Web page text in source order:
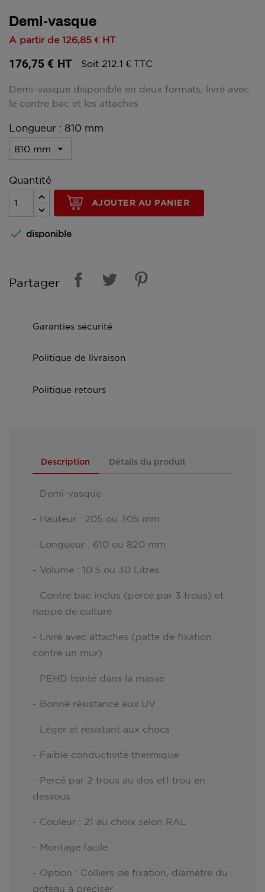
Demi-vasque
A partir de 126,85 € HT
176,75 € HT Soit 212.1 € TTC
Demi-vasque disponible en deux formats, livré avec
le contre bac et les attaches
Longueur : 810 mm
Quantité
AJOUTER AU PANIER
 disponible
Partager
Garanties sécurité
Politique de livraison
Politique retours
Description Détails du produit
- Demi-vasque
- Hauteur : 205 ou 305 mm
- Longueur : 610 ou 820 mm
- Volume : 10.5 ou 30 Litres
- Contre bac inclus (percé par 3 trous) et
nappe de culture
- Livré avec attaches (patte de fixation
contre un mur)
- PEHD teinté dans la masse
- Bonne résistance aux UV
- Léger et résistant aux chocs
- Faible conductivité thermique
- Percé par 2 trous au dos et1 trou en
dessous
- Couleur : 21 au choix selon RAL
- Montage facile
- Option : Colliers de fixation, diamètre du
poteau à préciser